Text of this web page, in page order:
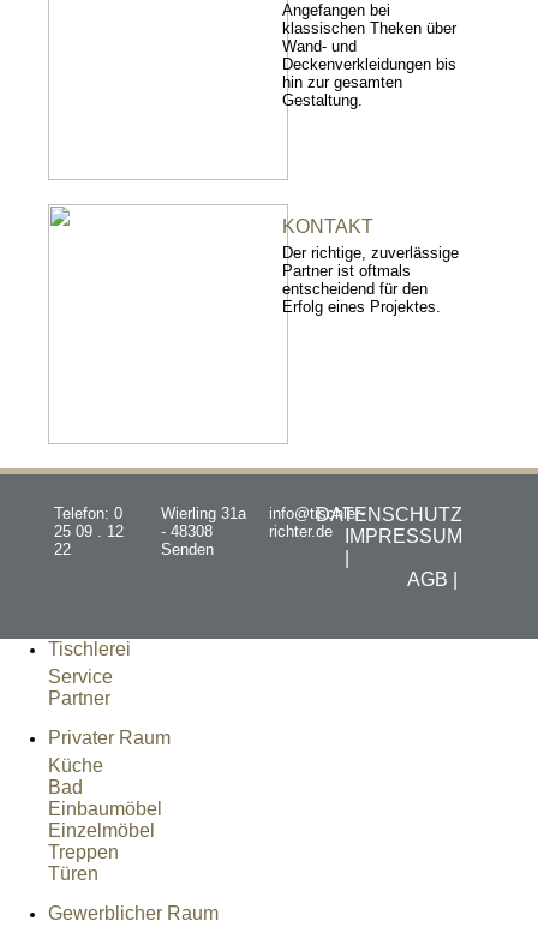
Angefangen bei
klassischen Theken über
Wand- und
Deckenverkleidungen bis
hin zur gesamten
Gestaltung.
KONTAKT
Der richtige, zuverlässige
Partner ist oftmals
entscheidend für den
Erfolg eines Projektes.
Telefon: 0
25 09 . 12
22
Wierling 31a
- 48308
Senden
info@tischler-
richter.de
DATENSCHUTZ
IMPRESSUM
AGB |
Tischlerei
Service
Partner
Privater Raum
Küche
Bad
Einbaumöbel
Einzelmöbel
Treppen
Türen
Gewerblicher Raum